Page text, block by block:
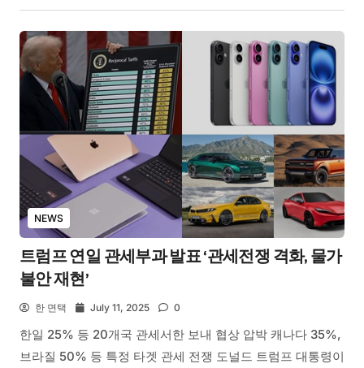
NEWS
트럼프 연일 관세부과 발표 ‘관세전쟁 격화, 물가
불안 재현’
한 면택 July 11, 2025 0
한일 25% 등 20개국 관세서한 보내 협상 압박 캐나다 35%,
브라질 50% 등 특정 타겟 관세 전쟁 도널드 트럼프 대통령이